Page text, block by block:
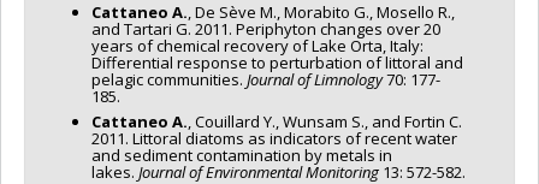
Cattaneo A., De Sève M., Morabito G., Mosello R.,
and Tartari G. 2011. Periphyton changes over 20
years of chemical recovery of Lake Orta, Italy:
Differential response to perturbation of littoral and
pelagic communities. Journal of Limnology70: 177-
185.
Cattaneo A., Couillard Y., Wunsam S., and Fortin C.
2011. Littoral diatoms as indicators of recent water
and sediment contamination by metals in
lakes. Journal of Environmental Monitoring 13: 572-582.